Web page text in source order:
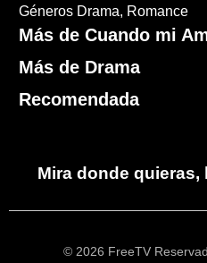
Géneros Drama Romance
Más de Cuando mi
Más de Drama
Recomendada
Mira donde quieras,
© 2026 FreeTV